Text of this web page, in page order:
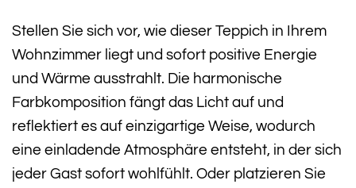
Stellen Sie sich vor, wie dieser Teppich in Ihrem
Wohnzimmer liegt und sofort positive Energie
und Wärme ausstrahlt. Die harmonische
Farbkomposition fängt das Licht auf und
reflektiert es auf einzigartige Weise, wodurch
eine einladende Atmosphäre entsteht, in der sich
jeder Gast sofort wohlfühlt. Oder platzieren Sie